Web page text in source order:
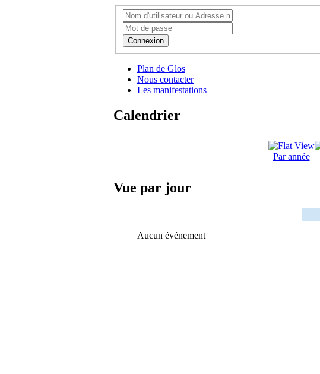
Connexion
Plan de Glos
Nous contacter
Les manifestations
Calendrier
Par année
Vue par jour
Aucun événement